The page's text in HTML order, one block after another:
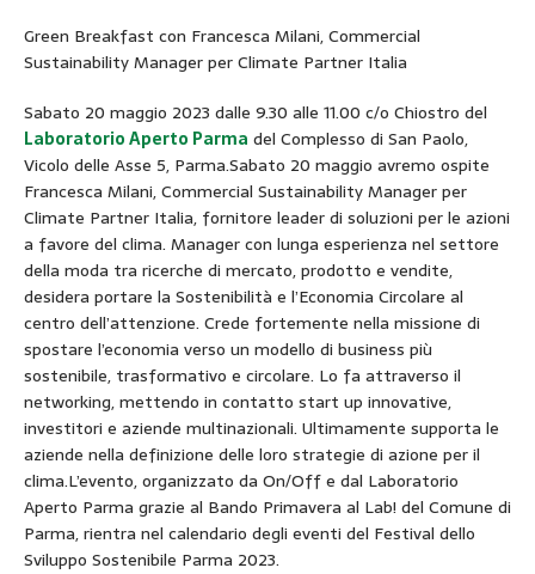
Green Breakfast con Francesca Milani, Commercial
Sustainability Manager per Climate Partner Italia
Sabato 20 maggio 2023 dalle 9.30 alle 11.00 c/o Chiostro del
Laboratorio Aperto Parma del Complesso di San Paolo,
Vicolo delle Asse 5, Parma.Sabato 20 maggio avremo ospite
Francesca Milani, Commercial Sustainability Manager per
Climate Partner Italia, fornitore leader di soluzioni per le azioni
a favore del clima. Manager con lunga esperienza nel settore
della moda tra ricerche di mercato, prodotto e vendite,
desidera portare la Sostenibilità e l’Economia Circolare al
centro dell’attenzione. Crede fortemente nella missione di
spostare l’economia verso un modello di business più
sostenibile, trasformativo e circolare. Lo fa attraverso il
networking, mettendo in contatto start up innovative,
investitori e aziende multinazionali. Ultimamente supporta le
aziende nella definizione delle loro strategie di azione per il
clima.L’evento, organizzato da On/Off e dal Laboratorio
Aperto Parma grazie al Bando Primavera al Lab! del Comune di
Parma, rientra nel calendario degli eventi del Festival dello
Sviluppo Sostenibile Parma 2023.